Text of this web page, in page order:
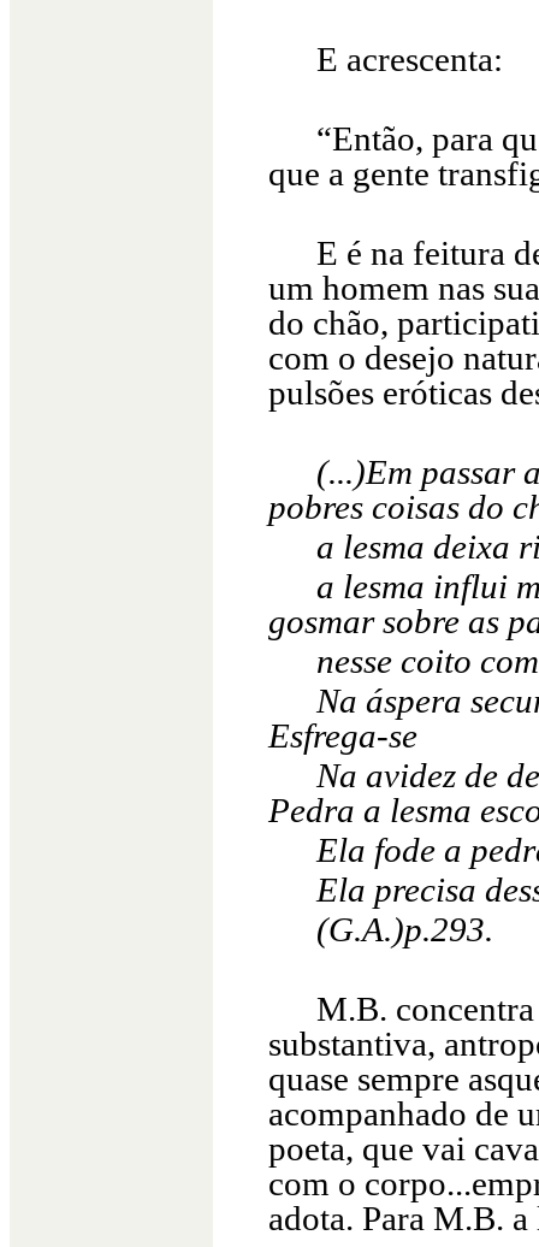
E acrescenta:
“Então, para
que a gente
E é na feitura
um homem nas
do chão,
com o desejo
pulsões eróticas
(...)Em passar
pobres coisas do
a lesma deixa
a lesma influi
gosmar sobre as
nesse coito
Na áspera
Esfrega-se
Na avidez de
Pedra a lesma
Ela fode a
Ela precisa
(G.A.)p.293.
M.B. concentra
substantiva,
quase sempre
acompanhado de
poeta, que vai
com o
adota. Para M.B.